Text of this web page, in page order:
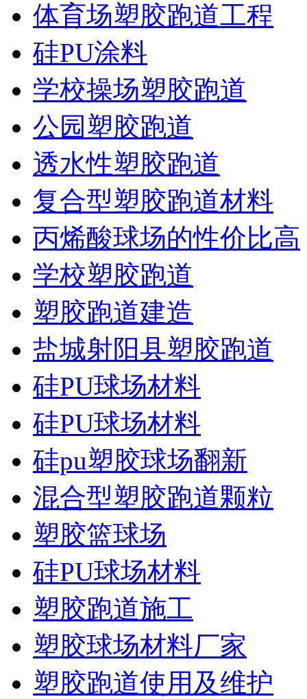
体育场塑胶跑道工程
硅PU涂料
学校操场塑胶跑道
公园塑胶跑道
透水性塑胶跑道
复合型塑胶跑道材料
丙烯酸球场的性价比高
学校塑胶跑道
塑胶跑道建造
盐城射阳县塑胶跑道
硅PU球场材料
硅PU球场材料
硅pu塑胶球场翻新
混合型塑胶跑道颗粒
塑胶篮球场
硅PU球场材料
塑胶跑道施工
塑胶球场材料厂家
塑胶跑道使用及维护